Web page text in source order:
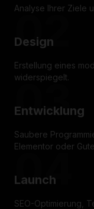
Analyse Ihrer Ziele
02
Design
Erstellung eines
widerspiegelt.
03
Entwicklung
Saubere
Elementor oder
04
Launch
SEO-Optimierung,